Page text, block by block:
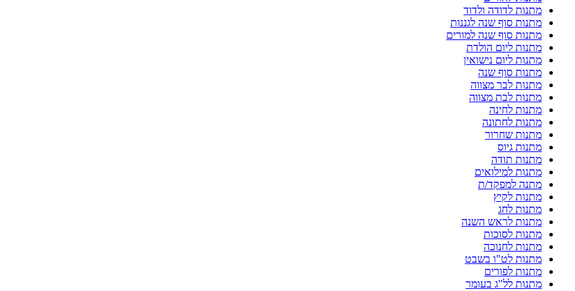
מתנות לדודה ולדוד
מתנות סוף שנה לגננות
מתנות סוף שנה למורים
מתנות ליום הולדת
מתנות ליום נישואין
מתנות סוף שנה
מתנות לבר מצווה
מתנות לבת מצווה
מתנות לחינה
מתנות לחתונה
מתנות שחרור
מתנות גיוס
מתנות תודה
מתנות למילואים
מתנה למפקד/ת
מתנות לקיץ
מתנות לחג
מתנות לראש השנה
מתנות לסוכות
מתנות לחנוכה
מתנות לט"ו בשבט
מתנות לפורים
מתנות לל"ג בעומר